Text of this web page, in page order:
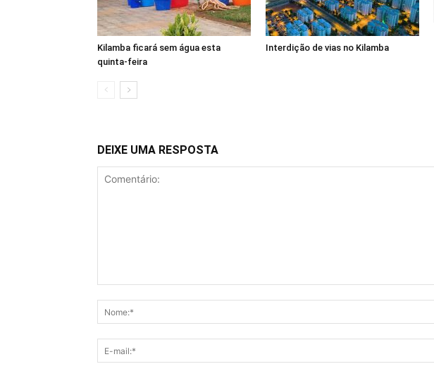
Kilamba ficará sem água esta
quinta-feira
Interdição de vias no Kilamba
DEIXE UMA RESPOSTA